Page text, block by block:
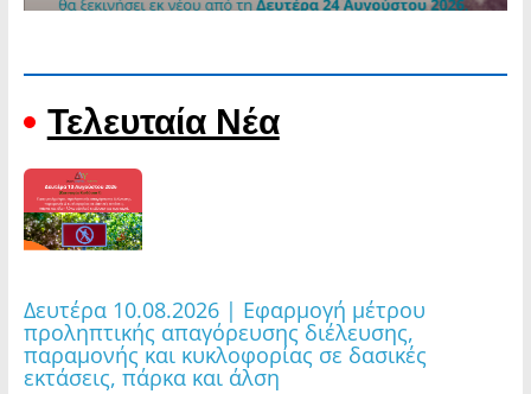
Τελευταία Νέα
Δευτέρα 10.08.2026 | Εφαρμογή μέτρου
προληπτικής απαγόρευσης διέλευσης,
παραμονής και κυκλοφορίας σε δασικές
εκτάσεις, πάρκα και άλση